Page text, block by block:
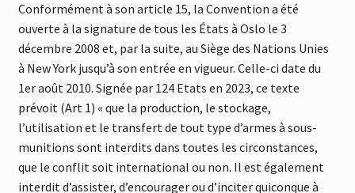
Conformément à son article 15, la Convention a été
ouverte à la signature de tous les États à Oslo le 3
décembre 2008 et, par la suite, au Siège des Nations Unies
à New York jusqu’à son entrée en vigueur. Celle-ci date du
1er août 2010. Signée par 124 Etats en 2023, ce texte
prévoit (Art 1) « que la production, le stockage,
l’utilisation et le transfert de tout type d’armes à sous-
munitions sont interdits dans toutes les circonstances,
que le conflit soit international ou non. Il est également
interdit d’assister, d’encourager ou d’inciter quiconque à